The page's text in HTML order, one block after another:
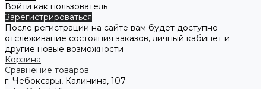
Войти как пользователь
Зарегистрироваться
После регистрации на сайте вам будет доступно
отслеживание состояния заказов, личный кабинет и
другие новые возможности
Корзина
Сравнение товаров
г. Чебоксары, Калинина, 107